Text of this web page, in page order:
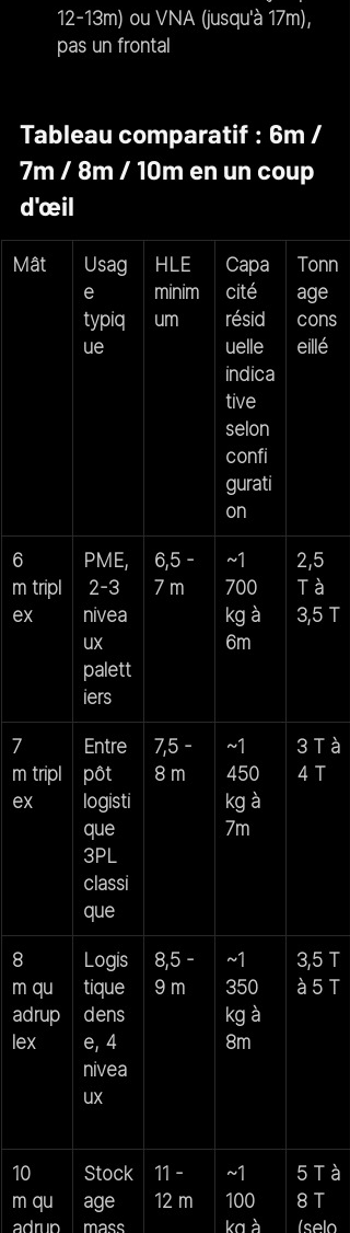
12-13m) ou VNA (jusqu'à 17m),
pas un frontal
Tableau comparatif : 6m /
7m / 8m / 10m en un coup
d'œil
Mât
Usag
e
typiq
ue
HLE
minim
um
Capa
cité
résid
uelle
indica
tive
selon
confi
gurati
on
Tonn
age
cons
eillé
6
m tripl
ex
PME,
2-3
nivea
ux
palett
iers
6,5 -
7 m
~1
700
kg à
6m
2,5
T à
3,5 T
7
m tripl
ex
Entre
pôt
logisti
que
3PL
classi
que
7,5 -
8 m
~1
450
kg à
7m
3 T à
4 T
8
m qu
adrup
lex
Logis
tique
dens
e, 4
nivea
ux
8,5 -
9 m
~1
350
kg à
8m
3,5 T
à 5 T
10
m qu
adrup
Stock
age
mass
11 -
12 m
~1
100
kg à
5 T à
8 T
(selo